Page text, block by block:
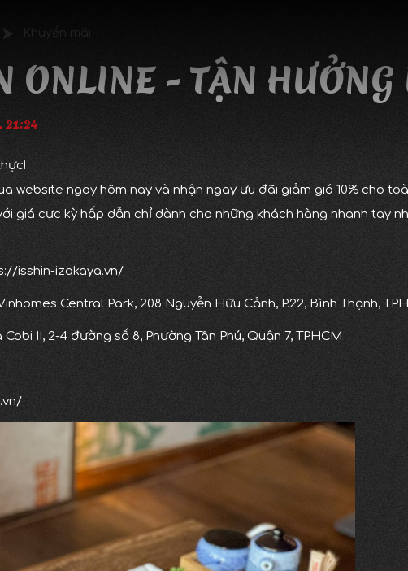
Khuyến mãi
ONLINE - TẬN
21:24
website ngay hôm nay và nhận ngay ưu đãi giảm giá 10% cho
giá cực kỳ hấp dẫn chỉ dành cho những khách hàng nhanh tay
isshin-izakaya.vn/
Central Park, 208 Nguyễn Hữu Cảnh, P.22, Bình Thạnh,
II, 2-4 đường số 8, Phường Tân Phú, Quận 7, TPHCM